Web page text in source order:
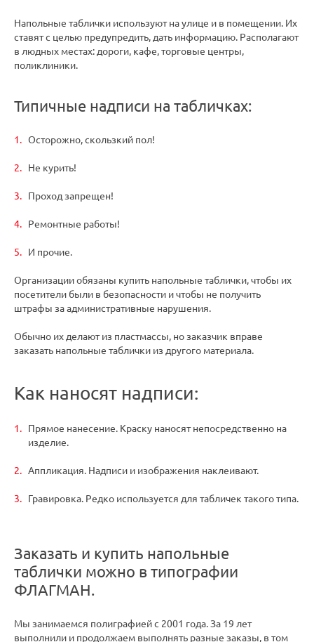
Напольные таблички используют на улице и в помещении. Их
ставят с целью предупредить, дать информацию. Располагают
в людных местах: дороги, кафе, торговые центры,
поликлиники.
Типичные надписи на табличках:
Осторожно, скользкий пол!
Не курить!
Проход запрещен!
Ремонтные работы!
И прочие.
Организации обязаны купить напольные таблички, чтобы их
посетители были в безопасности и чтобы не получить
штрафы за административные нарушения.
Обычно их делают из пластмассы, но заказчик вправе
заказать напольные таблички из другого материала.
Как наносят надписи:
Прямое нанесение. Краску наносят непосредственно на
изделие.
Аппликация. Надписи и изображения наклеивают.
Гравировка. Редко используется для табличек такого типа.
Заказать и купить напольные
таблички можно в типографии
ФЛАГМАН.
Мы занимаемся полиграфией с 2001 года. За 19 лет
выполнили и продолжаем выполнять разные заказы, в том